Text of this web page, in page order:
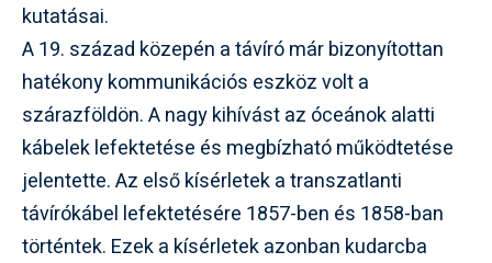
kutatásai.
A 19. század közepén a távíró már bizonyítottan
hatékony kommunikációs eszköz volt a
szárazföldön. A nagy kihívást az óceánok alatti
kábelek lefektetése és megbízható működtetése
jelentette. Az első kísérletek a transzatlanti
távírókábel lefektetésére 1857-ben és 1858-ban
történtek. Ezek a kísérletek azonban kudarcba